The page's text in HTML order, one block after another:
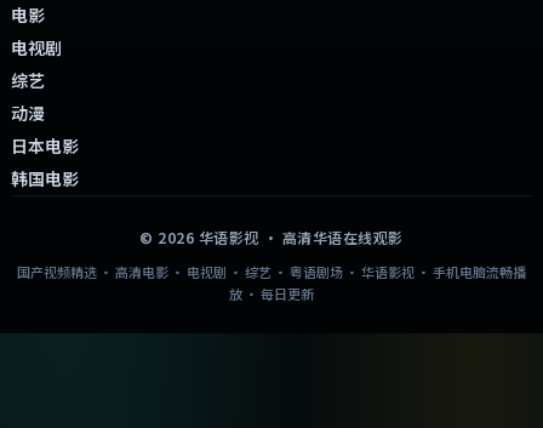
电影
电视剧
综艺
动漫
日本电影
韩国电影
© 2026 华语影视 · 高清华语在线观影
国产视频精选 · 高清电影 · 电视剧 · 综艺 · 粤语剧场 · 华语影视 · 手机电脑流畅播
放 · 每日更新